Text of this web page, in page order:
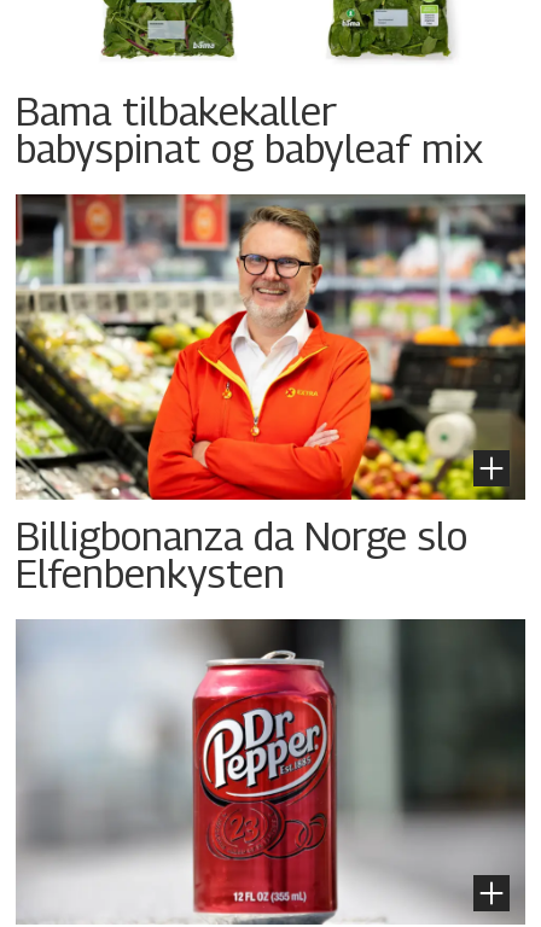
Bama tilbakekaller
babyspinat og babyleaf mix
Billigbonanza da Norge slo
Elfenbenkysten